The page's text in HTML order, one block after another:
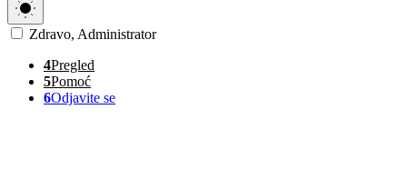
Zdravo, Administrator
4Pregled
5Pomoć
6Odjavite se